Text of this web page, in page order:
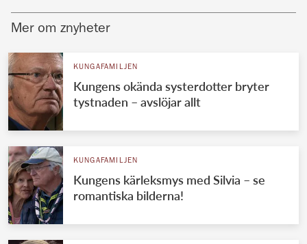
Mer om znyheter
KUNGAFAMILJEN
Kungens okända systerdotter bryter
tystnaden – avslöjar allt
KUNGAFAMILJEN
Kungens kärleksmys med Silvia – se
romantiska bilderna!